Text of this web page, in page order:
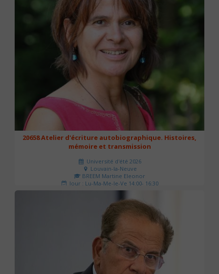
20658 Atelier d'écriture autobiographique. Histoires,
mémoire et transmission
Université d'été 2026
Louvain-la-Neuve
BREEM Martine Eleonor
Jour : Lu-Ma-Me-Je-Ve 14:00- 16:30
Nombre de séances : 3